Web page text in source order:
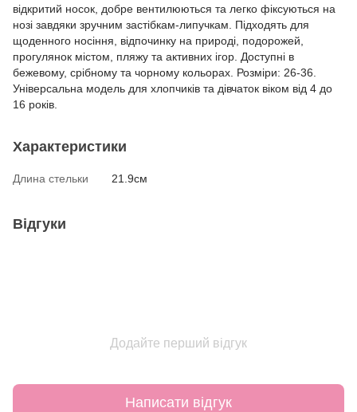
відкритий носок, добре вентилюються та легко фіксуються на
нозі завдяки зручним застібкам-липучкам. Підходять для
щоденного носіння, відпочинку на природі, подорожей,
прогулянок містом, пляжу та активних ігор. Доступні в
бежевому, срібному та чорному кольорах. Розміри: 26-36.
Універсальна модель для хлопчиків та дівчаток віком від 4 до
16 років.
Характеристики
Длина стельки 21.9см
Відгуки
Додайте перший відгук
Написати відгук